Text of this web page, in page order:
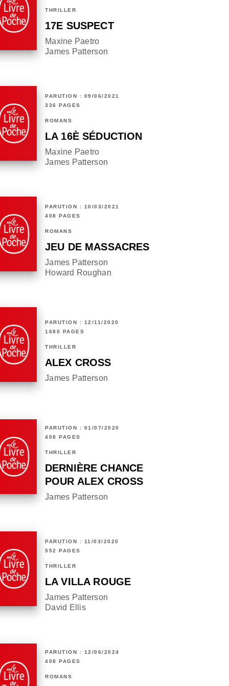
THRILLER
17E SUSPECT
Maxine Paetro
James Patterson
PARUTION : 09/06/2021
336 PAGES
ROMANS
LA 16È SÉDUCTION
Maxine Paetro
James Patterson
PARUTION : 10/03/2021
408 PAGES
ROMANS
JEU DE MASSACRES
James Patterson
Howard Roughan
PARUTION : 12/11/2020
1680 PAGES
THRILLER
ALEX CROSS
James Patterson
PARUTION : 01/07/2020
408 PAGES
THRILLER
DERNIÈRE CHANCE
POUR ALEX CROSS
James Patterson
PARUTION : 11/03/2020
552 PAGES
THRILLER
LA VILLA ROUGE
James Patterson
David Ellis
PARUTION : 12/06/2024
408 PAGES
ROMANS